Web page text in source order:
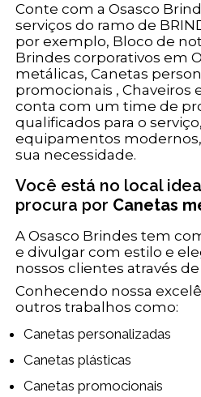
Conte com a Osasco
serviços do ramo de
por exemplo, Bloco de
Brindes corporativos em
metálicas, Canetas
promocionais , Chaveiros
conta com um time de
qualificados para o
equipamentos
sua necessidade.
Você está no local
procura por Canetas
A Osasco Brindes tem
e divulgar com estilo e
nossos clientes através
Conhecendo nossa
outros trabalhos como:
Canetas personalizadas
Canetas plásticas
Canetas promocionais